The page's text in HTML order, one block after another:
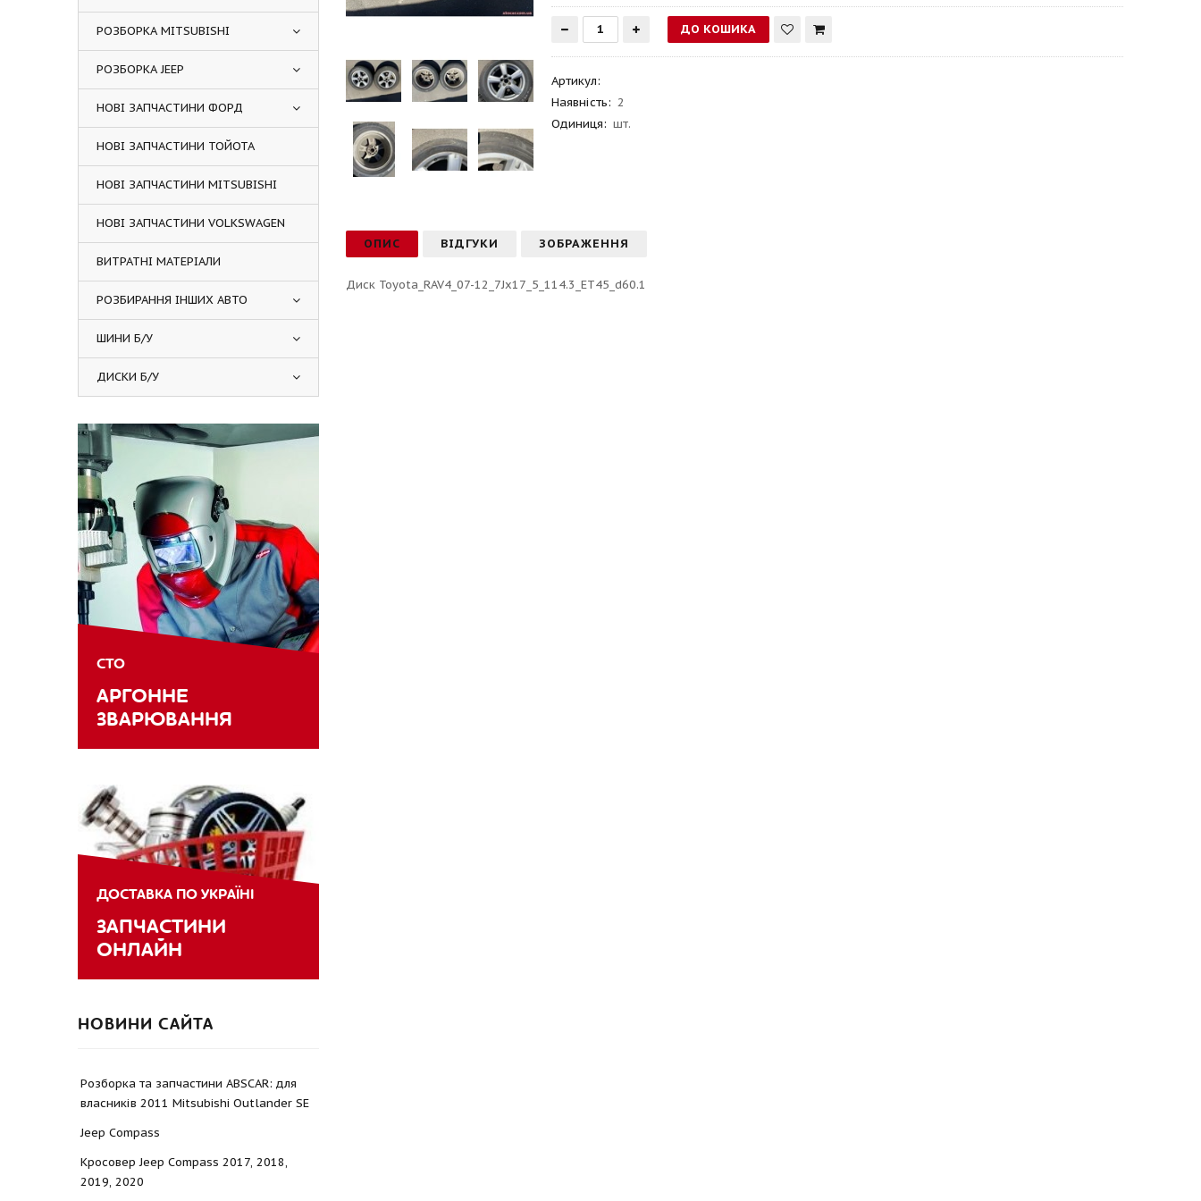
Артикул:
Наявність: 2
Одиниця: шт.
ОПИС ВІДГУКИ ЗОБРАЖЕННЯ
Диск Toyota_RAV4_07-12_7Jx17_5_114.3_ET45_d60.1
РОЗБОРКА MITSUBISHI
РОЗБОРКА JEEP
НОВІ ЗАПЧАСТИНИ ФОРД
НОВІ ЗАПЧАСТИНИ ТОЙОТА
НОВІ ЗАПЧАСТИНИ MITSUBISHI
НОВІ ЗАПЧАСТИНИ VOLKSWAGEN
ВИТРАТНІ МАТЕРІАЛИ
РОЗБИРАННЯ ІНШИХ АВТО
ШИНИ Б/У
ДИСКИ Б/У
СТО
АРГОННЕ
ЗВАРЮВАННЯ
ДОСТАВКА ПО УКРАЇНІ
ЗАПЧАСТИНИ
ОНЛАЙН
НОВИНИ САЙТА
Розборка та запчастини ABSCAR: для
власників 2011 Mitsubishi Outlander SE
Jeep Compass
Кросовер Jeep Compass 2017, 2018,
2019, 2020